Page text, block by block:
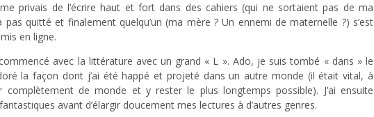
privais de l’écrire haut et fort dans des cahiers (qui ne sortaient pas de ma
pas quitté et finalement quelqu’un (ma mère ? Un ennemi de maternelle ?) s’est
en ligne.
avec la littérature avec un grand « L ». Ado, je suis tombé « dans » le
la façon dont j’ai été happé et projeté dans un autre monde (il était vital, à
complètement de monde et y rester le plus longtemps possible). J’ai ensuite
avant d’élargir doucement mes lectures à d’autres genres.